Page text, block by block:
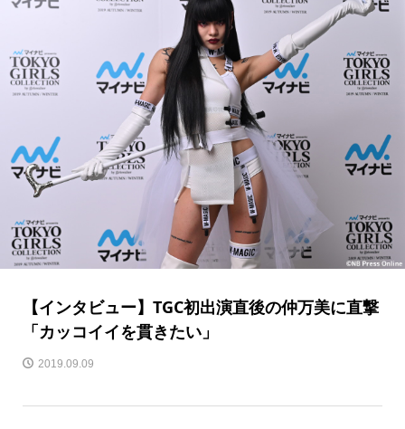
【インタビュー】TGC初出演直後の仲万美に直撃
「カッコイイを貫きたい」
2019.09.09